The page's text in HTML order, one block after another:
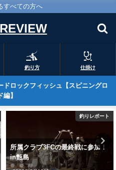
すべての方へ
釣り方 仕掛け
ロックフィッシュ【スピニングロ
編】
釣りレポート
鹿児島木材港で・黄金のチヌが降
臨！